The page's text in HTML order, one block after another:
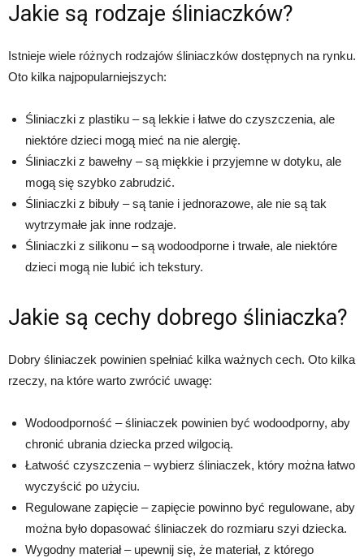
Jakie są rodzaje śliniaczków?
Istnieje wiele różnych rodzajów śliniaczków dostępnych na rynku.
Oto kilka najpopularniejszych:
Śliniaczki z plastiku – są lekkie i łatwe do czyszczenia, ale
niektóre dzieci mogą mieć na nie alergię.
Śliniaczki z bawełny – są miękkie i przyjemne w dotyku, ale
mogą się szybko zabrudzić.
Śliniaczki z bibuły – są tanie i jednorazowe, ale nie są tak
wytrzymałe jak inne rodzaje.
Śliniaczki z silikonu – są wodoodporne i trwałe, ale niektóre
dzieci mogą nie lubić ich tekstury.
Jakie są cechy dobrego śliniaczka?
Dobry śliniaczek powinien spełniać kilka ważnych cech. Oto kilka
rzeczy, na które warto zwrócić uwagę:
Wodoodporność – śliniaczek powinien być wodoodporny, aby
chronić ubrania dziecka przed wilgocią.
Łatwość czyszczenia – wybierz śliniaczek, który można łatwo
wyczyścić po użyciu.
Regulowane zapięcie – zapięcie powinno być regulowane, aby
można było dopasować śliniaczek do rozmiaru szyi dziecka.
Wygodny materiał – upewnij się, że materiał, z którego